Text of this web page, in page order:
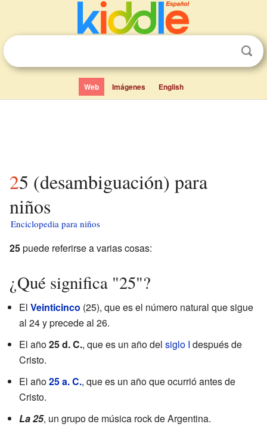
Web Imágenes English
25 (desambiguación) para
niños
Enciclopedia para niños
25puede referirse a varias cosas:
¿Qué significa "25"?
El Veinticinco (25), que es el número natural que sigue
al 24 y precede al 26.
El año25 d. C., que es un año del siglo I después de
Cristo.
El año25 a. C., que es un año que ocurrió antes de
Cristo.
La 25, un grupo de música rock de Argentina.